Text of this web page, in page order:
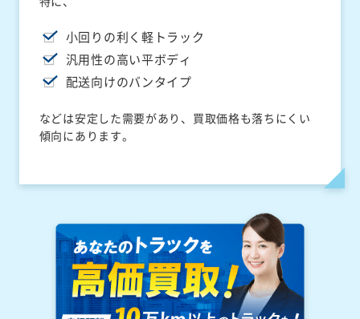
小回りの利く軽トラック
汎用性の高い平ボディ
配送向けのバンタイプ
などは安定した需要があり、買取価格も落ちにくい
傾向にあります。